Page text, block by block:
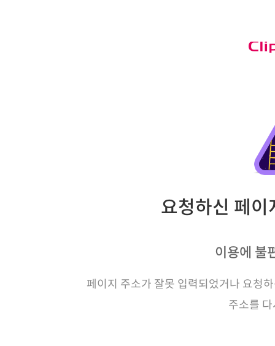
요청하신 페
이용에 불
페이지 주소가 잘못 입력되었거나 요청
주소를